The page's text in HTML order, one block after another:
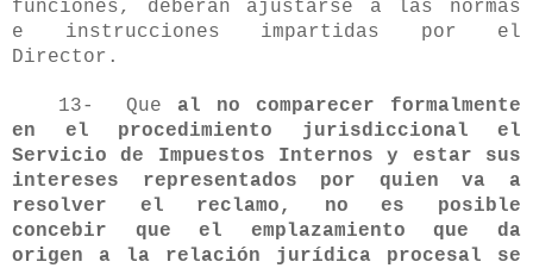
funciones, deberán ajustarse a las normas
e instrucciones impartidas por el
Director.
13- Que al no comparecer formalmente
en el procedimiento jurisdiccional el
Servicio de Impuestos Internos y estar sus
intereses representados por quien va a
resolver el reclamo, no es posible
concebir que el emplazamiento que da
origen a la relación jurídica procesal se